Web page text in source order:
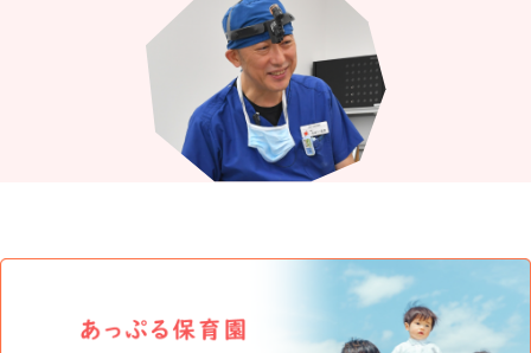
TEL.06.6467.8385